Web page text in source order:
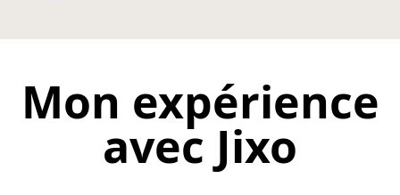
Mon expérience
avec Jixo